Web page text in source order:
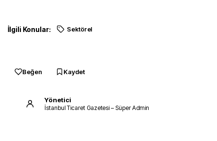
İlgili Konular: Sektörel
Beğen Kaydet
Yönetici
İstanbul Ticaret Gazetesi – Süper Admin